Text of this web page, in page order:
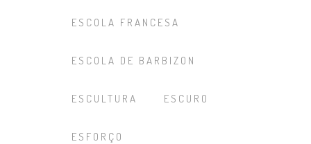
ESCOLA FRANCESA
ESCOLA DE BARBIZON
ESCULTURA ESCURO
ESFORÇO